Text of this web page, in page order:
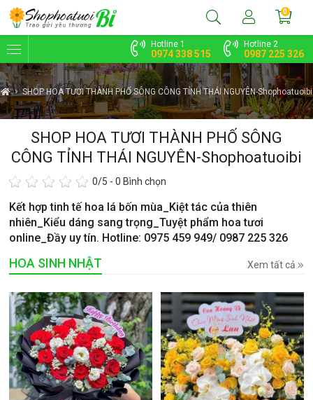
Hotline 1
0974 338 515
Hotline 2
0987 225 326
0
SHOP HOA TƯƠI THÀNH PHỐ SÔNG CÔNG TỈNH THÁI NGUYÊN-Shophoatuoibi
SHOP HOA TƯƠI THÀNH PHỐ SÔNG
CÔNG TỈNH THÁI NGUYÊN-Shophoatuoibi
0/5 -0 Bình chọn
Kết hợp tinh tế hoa lá bốn mùa_Kiệt tác của thiên
nhiên_Kiểu dáng sang trọng_Tuyệt phẩm hoa tươi
online_Đầy uy tín. Hotline: 0975 459 949/ 0987 225 326
HOA SINH NHẬT Xem tất cả